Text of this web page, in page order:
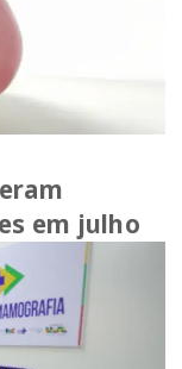
em julho